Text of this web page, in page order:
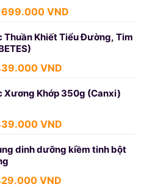
Giá
là:
1.250.000 VND.
699.000 VNDGiá
tại
Thuần Khiết Tiểu Đường, Tim
VNDGiá
tại
Xương Khớp 350g (Canxi)
VND.
VNDGiá
tại
dinh dưỡng kiềm tinh bột
VNDGiá